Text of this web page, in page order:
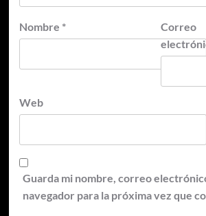
Nombre *
Correo
Web
Guarda mi nombre, correo
navegador para la próxima vez que